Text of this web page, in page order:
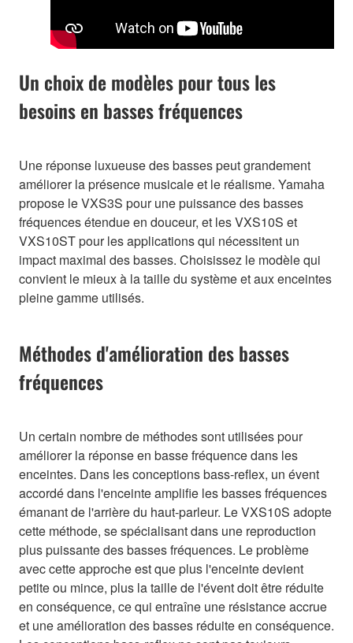
Un choix de modèles pour tous les
besoins en basses fréquences
Une réponse luxueuse des basses peut grandement
améliorer la présence musicale et le réalisme. Yamaha
propose le VXS3S pour une puissance des basses
fréquences étendue en douceur, et les VXS10S et
VXS10ST pour les applications qui nécessitent un
impact maximal des basses. Choisissez le modèle qui
convient le mieux à la taille du système et aux enceintes
pleine gamme utilisés.
Méthodes d'amélioration des basses
fréquences
Un certain nombre de méthodes sont utilisées pour
améliorer la réponse en basse fréquence dans les
enceintes. Dans les conceptions bass-reflex, un évent
accordé dans l'enceinte amplifie les basses fréquences
émanant de l'arrière du haut-parleur. Le VXS10S adopte
cette méthode, se spécialisant dans une reproduction
plus puissante des basses fréquences. Le problème
avec cette approche est que plus l'enceinte devient
petite ou mince, plus la taille de l'évent doit être réduite
en conséquence, ce qui entraîne une résistance accrue
et une amélioration des basses réduite en conséquence.